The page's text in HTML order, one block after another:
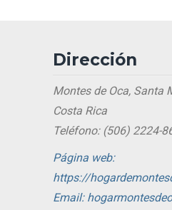
Dirección
Montes de Oca, Santa
Costa Rica
Teléfono: (506) 2224-
Página web:
https://
Email: